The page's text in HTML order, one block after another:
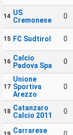
14 US
Cremonese
0
15 FC Sudtirol 0
16 Calcio
Padova Spa
0
17
Unione
Sportiva
Arezzo
0
18 Catanzaro
Calcio 2011
0
Carrarese